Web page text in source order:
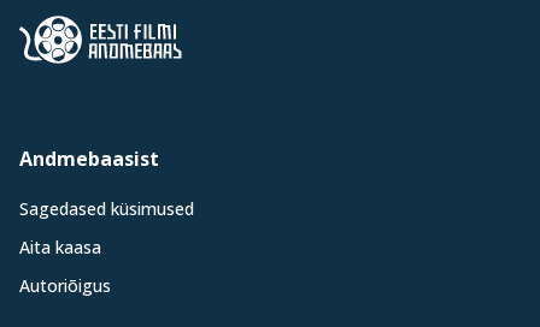
Andmebaasist
Sagedased küsimused
Aita kaasa
Autoriõigus